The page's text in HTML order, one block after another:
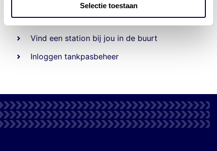
Selectie toestaan
Den Hartog tank- en laadpas
Vind een station bij jou in de buurt
Inloggen tankpasbeheer